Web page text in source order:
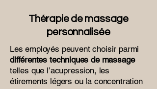
Thérapie de massage
personnalisée
Les employés peuvent choisir parmi
différentes techniques de massage
telles que l’acupression, les
étirements légers ou la concentration